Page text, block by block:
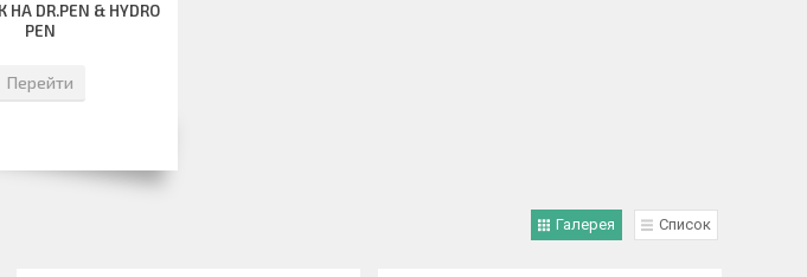
DR.PEN & HYDRO
PEN
Перейти
Галерея Список